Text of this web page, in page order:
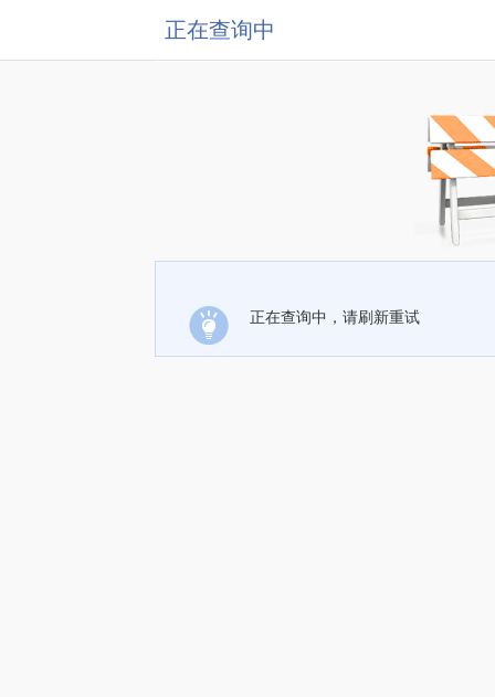
正在查询中
正在查询中，请刷新重试